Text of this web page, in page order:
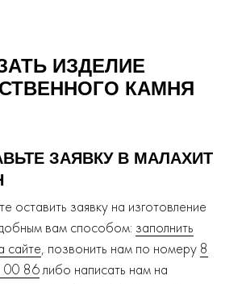
ИЗДЕЛИЕ
КАМНЯ
ЗАЯВКУ В МАЛАХИТ
оставить заявку на изготовление
вам способом: заполнить
сайте, позвонить нам по номеру 8
00 86либо написать нам на